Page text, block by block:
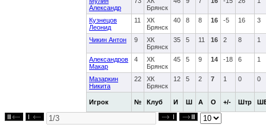
Игрок № Клуб И Ш А О +/- Штр
Александр
Брянск
Кузнецов
Леонид
11
ХК
Брянск
40 8 8 16 -5 16 3
Чикин Антон 9
ХК
Брянск
35 5 11 16 2 8 1
Александров
Макар
4
ХК
Брянск
45 5 9 14 -18 6 1
Мазаркин
Никита
22
ХК
Брянск
12 5 2 7 1 0 0